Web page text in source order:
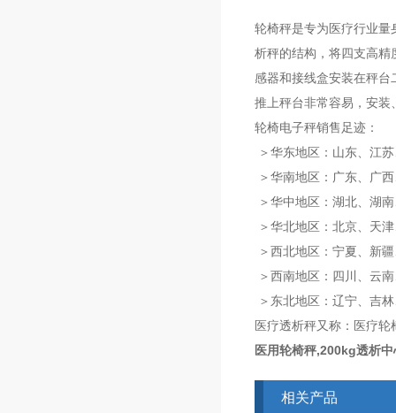
轮椅秤是专为医疗行业
析秤的结构，将四支高
感器和接线盒安装在秤
推上秤台非常容易，安装
轮椅电子秤销售足迹：
＞华东地区：山东、江
＞华南地区：广东、广
＞华中地区：湖北、湖
＞华北地区：北京、天
＞西北地区：宁夏、新
＞西南地区：四川、云
＞东北地区：辽宁、吉
医疗透析秤又称：医疗
医用轮椅秤,200kg透析
相关产品